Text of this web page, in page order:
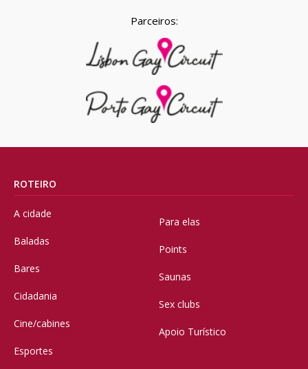
Parceiros:
ROTEIRO
A cidade
Baladas
Bares
Cidadania
Cine/cabines
Esportes
Para elas
Points
Saunas
Sex clubs
Apoio Turístico